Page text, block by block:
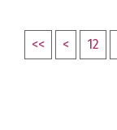
<< < 12